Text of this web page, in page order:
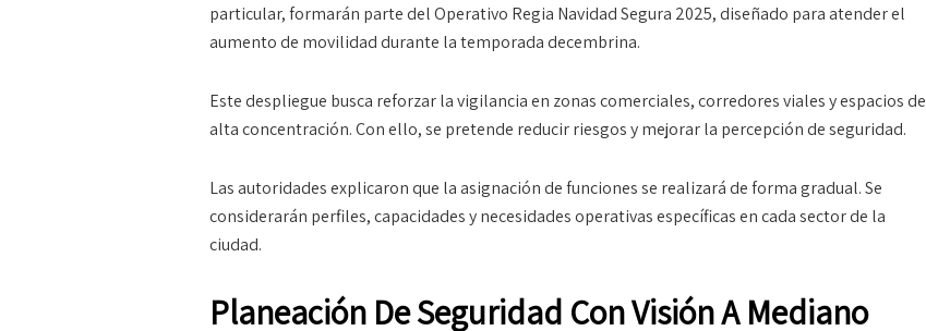
particular, formarán parte del Operativo Regia Navidad Segura 2025, diseñado para atender el
aumento de movilidad durante la temporada decembrina.
Este despliegue busca reforzar la vigilancia en zonas comerciales, corredores viales y espacios de
alta concentración. Con ello, se pretende reducir riesgos y mejorar la percepción de seguridad.
Las autoridades explicaron que la asignación de funciones se realizará de forma gradual. Se
considerarán perfiles, capacidades y necesidades operativas específicas en cada sector de la
ciudad.
Planeación De Seguridad Con Visión A Mediano